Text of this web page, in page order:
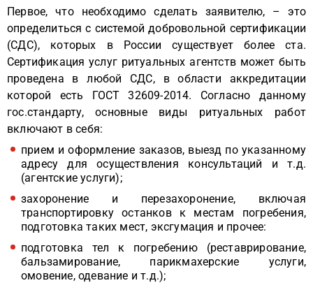
Первое, что необходимо сделать заявителю, – это
определиться с системой добровольной сертификации
(СДС), которых в России существует более ста.
Сертификация услуг ритуальных агентств может быть
проведена в любой СДС, в области аккредитации
которой есть ГОСТ 32609-2014. Согласно данному
гос.стандарту, основные виды ритуальных работ
включают в себя:
прием и оформление заказов, выезд по указанному
адресу для осуществления консультаций и т.д.
(агентские услуги);
захоронение и перезахоронение, включая
транспортировку останков к местам погребения,
подготовка таких мест, эксгумация и прочее:
подготовка тел к погребению (реставрирование,
бальзамирование, парикмахерские услуги,
омовение, одевание и т.д.);